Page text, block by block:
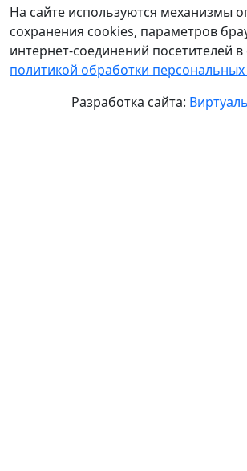
На сайте используются механизмы
сохранения cookies, параметров
интернет-соединений посетителей в
политикой обработки
Разработка сайта: